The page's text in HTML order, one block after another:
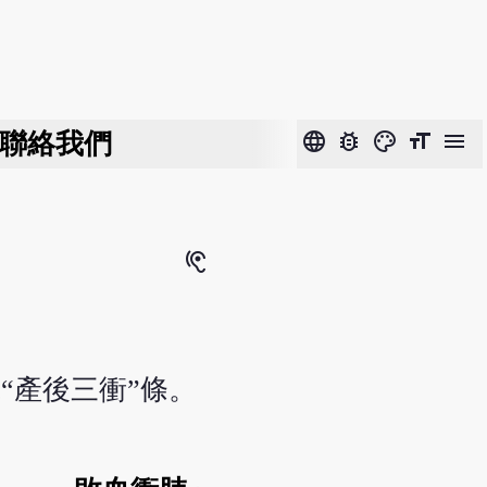
聯絡我們 language bug_report color_lens format_size menu
hearing
後三衝”條。